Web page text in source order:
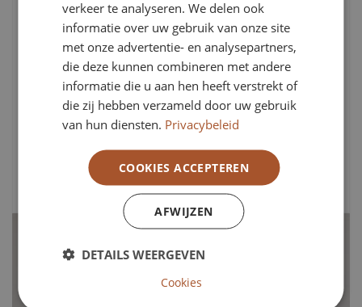
De zorgsector is volop in beweging. Hervormingen in
bekostiging, samenwerking en passende zorg raken
de dagelijkse praktijk van zorgorganisaties. Minder
zichtbaar, maar minstens zo belangrijk, is de impact
op de Raad van Toezicht. Wat vragen deze
veranderingen van toezichthouders?
Lees artikel
verkeer te analyseren. We delen ook
informatie over uw gebruik van onze site
met onze advertentie- en analysepartners,
die deze kunnen combineren met andere
informatie die u aan hen heeft verstrekt of
die zij hebben verzameld door uw gebruik
van hun diensten. Privacybeleid
COOKIES ACCEPTEREN
AFWIJZEN
DETAILS WEERGEVEN
Cookies